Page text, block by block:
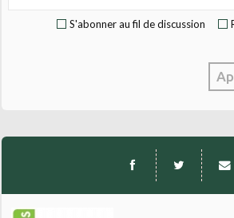
S'abonner au fil de discussion